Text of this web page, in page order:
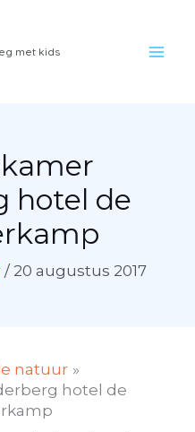
met kids
hotel de
/ 20 augustus 2017
natuur
hotel de